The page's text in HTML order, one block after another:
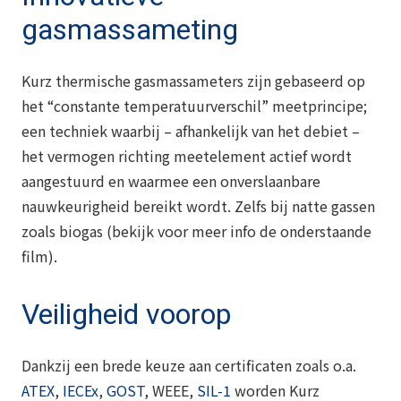
gasmassameting
Kurz thermische gasmassameters zijn gebaseerd op
het “constante temperatuurverschil” meetprincipe;
een techniek waarbij – afhankelijk van het debiet –
het vermogen richting meetelement actief wordt
aangestuurd en waarmee een onverslaanbare
nauwkeurigheid bereikt wordt. Zelfs bij natte gassen
zoals biogas (bekijk voor meer info de onderstaande
film).
Veiligheid voorop
Dankzij een brede keuze aan certificaten zoals o.a.
ATEX, IECEx, GOST, WEEE, SIL-1 worden Kurz